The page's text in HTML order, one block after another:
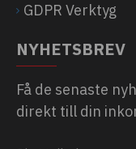
GDPR Verktyg
NYHETSBREV
Få de senaste
direkt till din